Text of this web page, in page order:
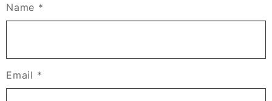
Name *
Email *